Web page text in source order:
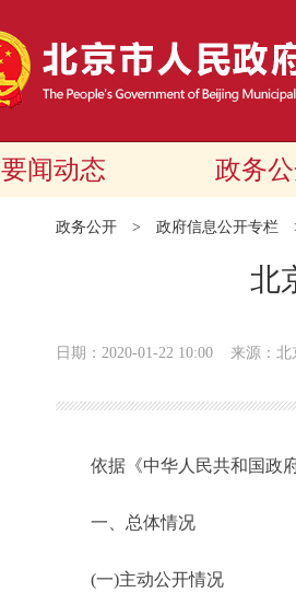
要闻动态 政务
政务公开 > 政府信息公开专栏
北
日期：2020-01-22 10:00 来源：北
依据《中华人民共和国政府
一、总体情况
(一)主动公开情况